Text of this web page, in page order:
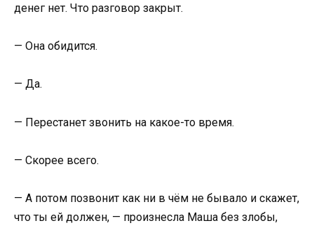
денег нет. Что разговор закрыт.
— Она обидится.
— Да.
— Перестанет звонить на какое-то время.
— Скорее всего.
— А потом позвонит как ни в чём не бывало и скажет,
что ты ей должен, — произнесла Маша без злобы,